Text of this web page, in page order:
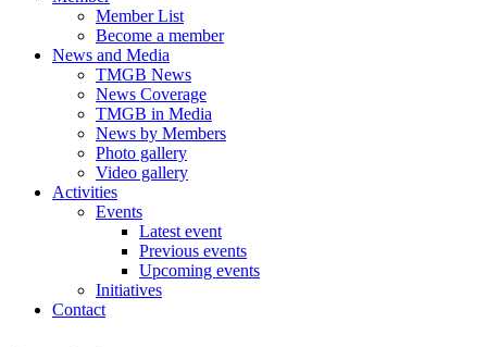
Member List
Become a member
News and Media
TMGB News
News Coverage
TMGB in Media
News by Members
Photo gallery
Video gallery
Activities
Events
Latest event
Previous events
Upcoming events
Initiatives
Contact